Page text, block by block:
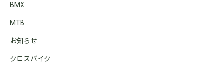
BMX
MTB
お知らせ
クロスバイク